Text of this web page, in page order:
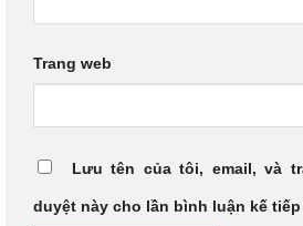
Trang web
Lưu tên của tôi, email, và
duyệt này cho lần bình luận kế